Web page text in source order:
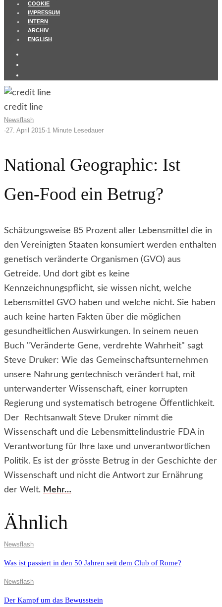
COOKIE
IMPRESSUM
INTERN
ARCHIV
ENGLISH
credit line
Newsflash
·27. April 2015·1 Minute Lesedauer
National Geographic: Ist
Gen-Food ein Betrug?
Schätzungsweise 85 Prozent aller Lebensmittel die in
den Vereinigten Staaten konsumiert werden enthalten
genetisch veränderte Organismen (GVO) aus
Getreide. Und dort gibt es keine
Kennzeichnungspflicht, sie wissen nicht, welche
Lebensmittel GVO haben und welche nicht. Sie haben
auch keine harten Fakten über die möglichen
gesundheitlichen Auswirkungen. In seinem neuen
Buch "Veränderte Gene, verdrehte Wahrheit" sagt
Steve Druker: Wie das Gemeinschaftsunternehmen
unsere Nahrung gentechnisch verändert hat, mit
unterwanderter Wissenschaft, einer korrupten
Regierung und systematisch betrogene Öffentlichkeit.
Der Rechtsanwalt Steve Druker nimmt die
Wissenschaft und die Lebensmittelindustrie FDA in
Verantwortung für Ihre laxe und unverantwortlichen
Politik. Es ist der grösste Betrug in der Geschichte der
Wissenschaft und nicht die Antwort zur Ernährung
der Welt. Mehr…
Ähnlich
Newsflash
Was ist passiert in den 50 Jahren seit dem Club of Rome?
Newsflash
Der Kampf um das Bewusstsein